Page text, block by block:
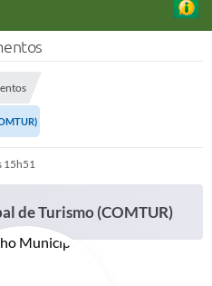
15h51
de Turismo (COMTUR)